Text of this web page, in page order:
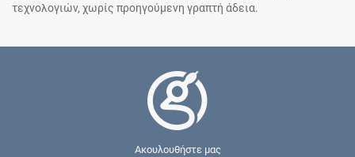
τεχνολογιών, χωρίς προηγούμενη γραπτή άδεια.
Ακουλουθήστε μας